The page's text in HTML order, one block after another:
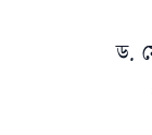
ড.